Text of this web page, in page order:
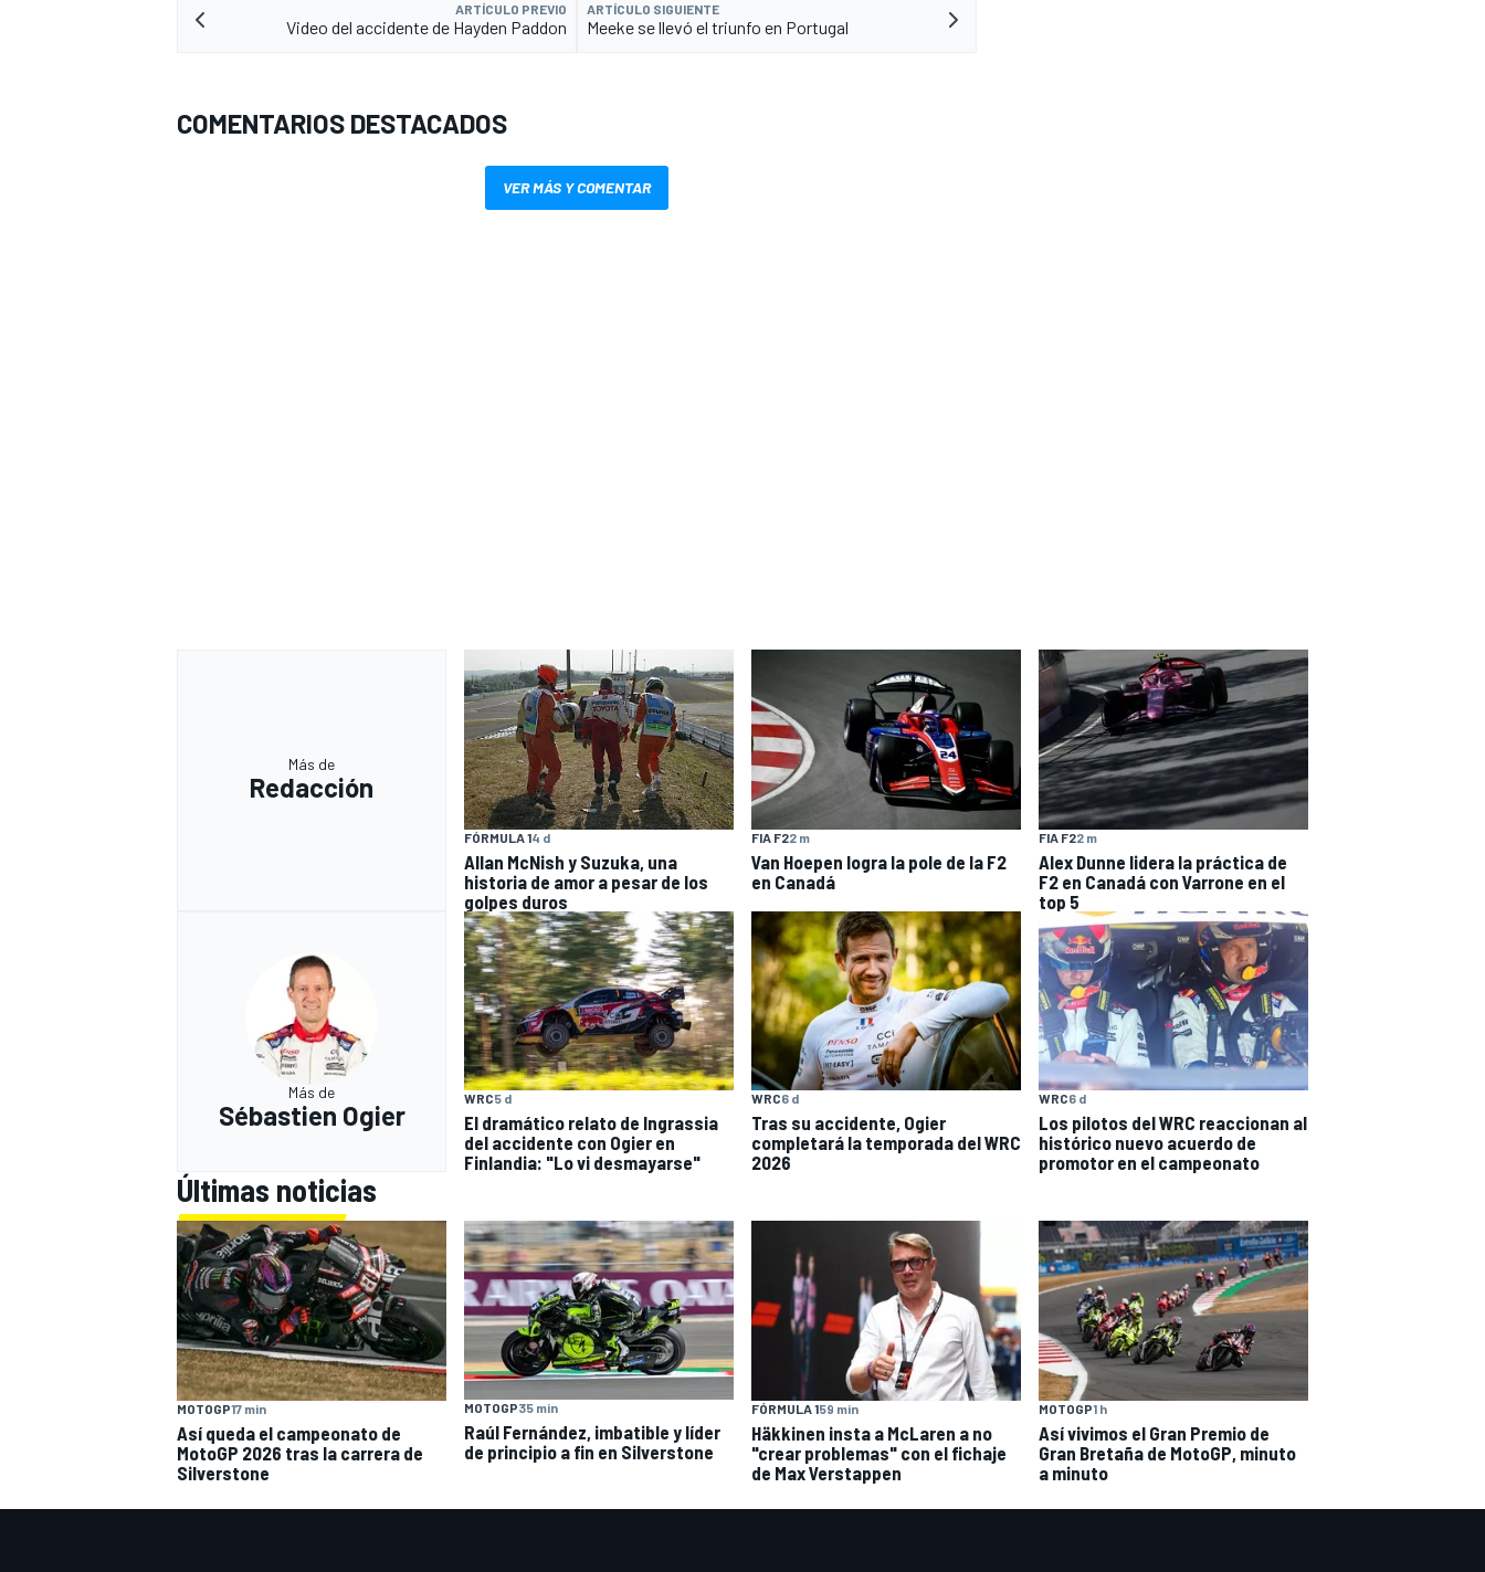
ARTÍCULO PREVIO
Video del accidente de Hayden Paddon
ARTÍCULO SIGUIENTE
Meeke se llevó el triunfo en Portugal
COMENTARIOS DESTACADOS
VER MÁS Y COMENTAR
Más de
Redacción
FÓRMULA 14 d
Allan McNish y Suzuka, una
historia de amor a pesar de los
golpes duros
FIA F22 m
Van Hoepen logra la pole de la F2
en Canadá
FIA F22 m
Alex Dunne lidera la práctica de
F2 en Canadá con Varrone en el
top 5
Más de
Sébastien Ogier
WRC5 d
El dramático relato de Ingrassia
del accidente con Ogier en
Finlandia: "Lo vi desmayarse"
WRC6 d
Tras su accidente, Ogier
completará la temporada del WRC
2026
WRC6 d
Los pilotos del WRC reaccionan al
histórico nuevo acuerdo de
promotor en el campeonato
Últimas noticias
MOTOGP17 min
Así queda el campeonato de
MotoGP 2026 tras la carrera de
Silverstone
MOTOGP35 min
Raúl Fernández, imbatible y líder
de principio a fin en Silverstone
FÓRMULA 159 min
Häkkinen insta a McLaren a no
"crear problemas" con el fichaje
de Max Verstappen
MOTOGP1 h
Así vivimos el Gran Premio de
Gran Bretaña de MotoGP, minuto
a minuto